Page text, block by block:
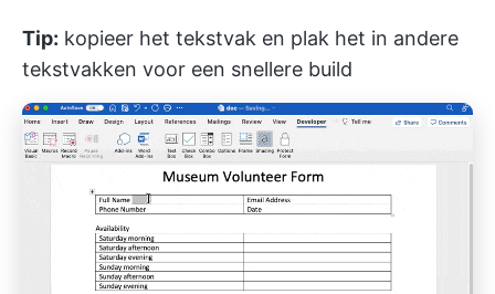
Tip: kopieer het tekstvak en plak het in andere
tekstvakken voor een snellere build